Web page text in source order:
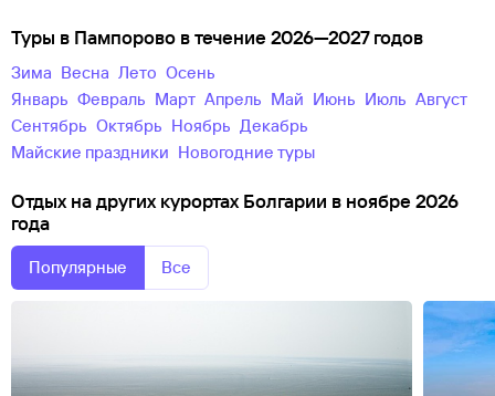
Туры в Пампорово в течение 2026—2027 годов
зима весна лето
осень
Январь
Февраль Март Апрель Май Июнь Июль
Август
Сентябрь
Октябрь Ноябрь
Декабрь
майские праздники
новогодние туры
Отдых на других курортах Болгарии в ноябре 2026
года
Популярные Все